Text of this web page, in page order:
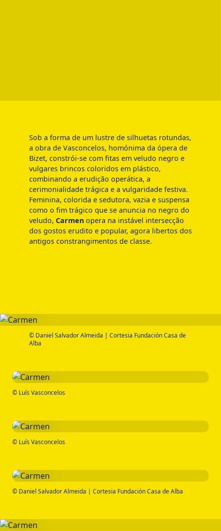
Sob a forma de um lustre de silhuetas rotundas,
a obra de Vasconcelos, homónima da ópera de
Bizet, constrói-se com fitas em veludo negro e
vulgares brincos coloridos em plástico,
combinando a erudição operática, a
cerimonialidade trágica e a vulgaridade festiva.
Feminina, colorida e sedutora, vazia e suspensa
como o fim trágico que se anuncia no negro do
veludo, Carmenopera na instável intersecção
dos gostos erudito e popular, agora libertos dos
antigos constrangimentos de classe.
© Daniel Salvador Almeida | Cortesia Fundación Casa de
Alba
© Luís Vasconcelos
© Luís Vasconcelos
© Daniel Salvador Almeida | Cortesia Fundación Casa de Alba